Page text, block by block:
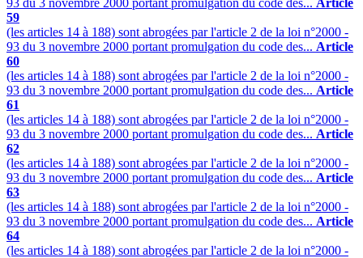
93 du 3 novembre 2000 portant promulgation du code des... Article
59
(les articles 14 à 188) sont abrogées par l'article 2 de la loi n°2000 -
93 du 3 novembre 2000 portant promulgation du code des... Article
60
(les articles 14 à 188) sont abrogées par l'article 2 de la loi n°2000 -
93 du 3 novembre 2000 portant promulgation du code des... Article
61
(les articles 14 à 188) sont abrogées par l'article 2 de la loi n°2000 -
93 du 3 novembre 2000 portant promulgation du code des... Article
62
(les articles 14 à 188) sont abrogées par l'article 2 de la loi n°2000 -
93 du 3 novembre 2000 portant promulgation du code des... Article
63
(les articles 14 à 188) sont abrogées par l'article 2 de la loi n°2000 -
93 du 3 novembre 2000 portant promulgation du code des... Article
64
(les articles 14 à 188) sont abrogées par l'article 2 de la loi n°2000 -